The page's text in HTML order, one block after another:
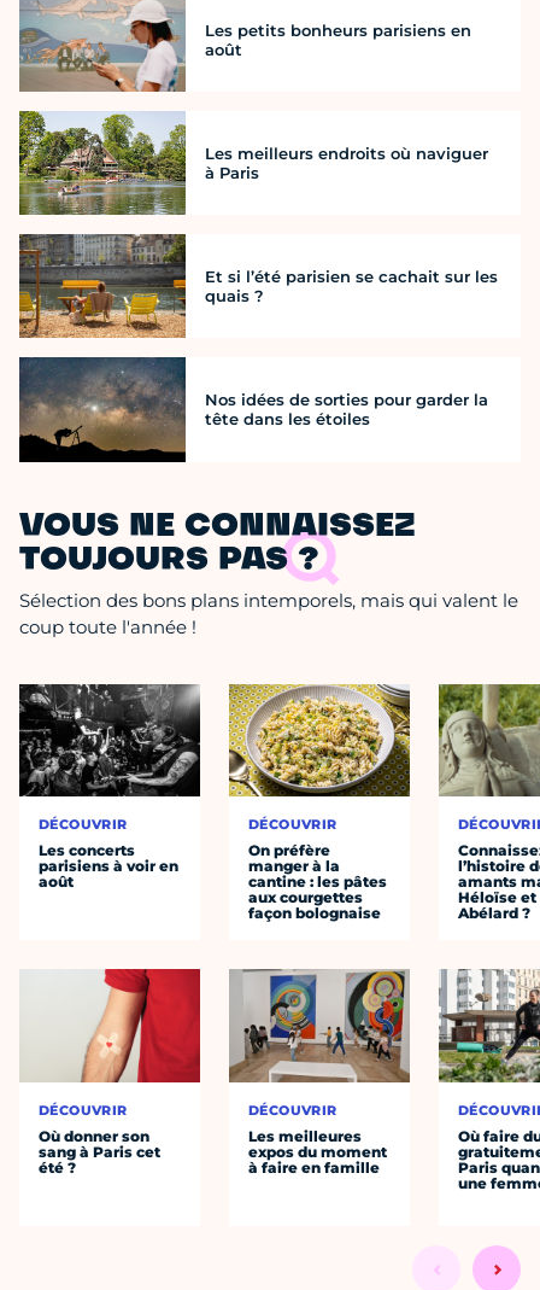
Les petits bonheurs parisiens en
août
Les meilleurs endroits où naviguer
à Paris
Et si l’été parisien se cachait sur les
quais ?
Nos idées de sorties pour garder la
tête dans les étoiles
VOUS NE CONNAISSEZ
TOUJOURS PAS ?
Sélection des bons plans intemporels, mais qui valent le
coup toute l'année !
DÉCOUVRIR
Les concerts
parisiens à voir en
août
DÉCOUVRIR
Où donner son
sang à Paris cet
été ?
DÉCOUVRIR
On préfère
manger à la
cantine : les pâtes
aux courgettes
façon bolognaise
DÉCOUVRIR
Les meilleures
expos du moment
à faire en famille
l’histoire
amants
Héloïse et
Abélard ?
Où faire
Paris
une